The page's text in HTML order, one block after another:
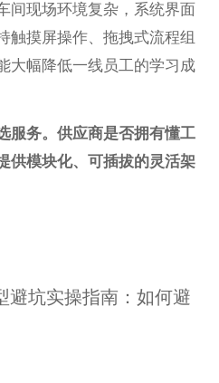
间现场环境复杂，系统界面
触摸屏操作、拖拽式流程组
大幅降低一线员工的学习成
服务。供应商是否拥有懂工
供模块化、可插拔的灵活架
避坑实操指南：如何避